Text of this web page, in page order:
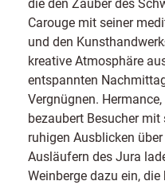
Carouge mit seiner
und den
kreative Atmosphäre
entspannten
Vergnügnen.
bezaubert Besucher
ruhigen Ausblicken
Ausläufern des Jura
Weinberge dazu ein,